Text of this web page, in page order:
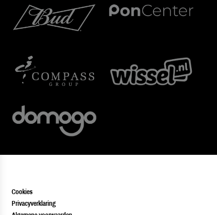
Cookies
Privacyverklaring